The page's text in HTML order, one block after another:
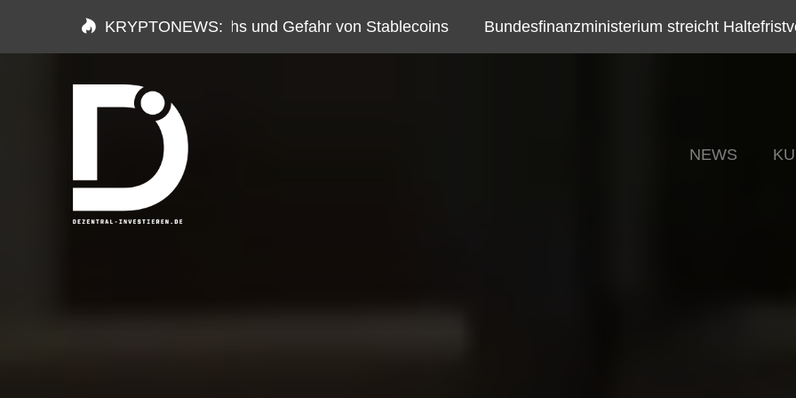
KRYPTONEWS:
Analyse des Luna Crashs und Gefahr von Stablecoins Bundesfinanzministerium streicht
NEWS